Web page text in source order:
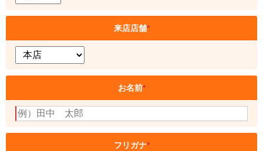
来店店舗*
お名前*
フリガナ*